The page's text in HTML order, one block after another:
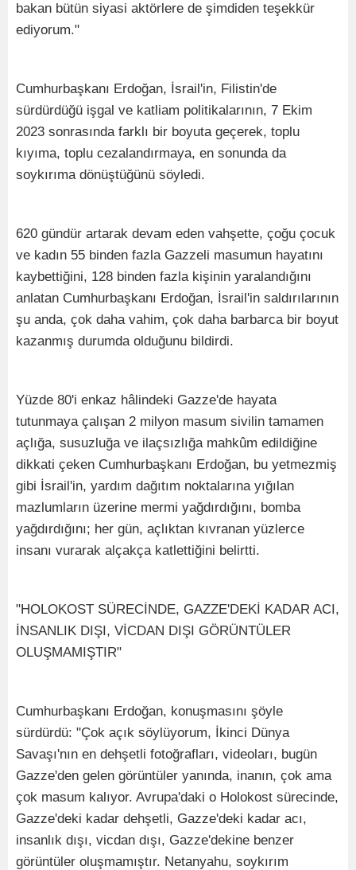
bakan bütün siyasi aktörlere de şimdiden teşekkür
ediyorum."
Cumhurbaşkanı Erdoğan, İsrail'in, Filistin'de
sürdürdüğü işgal ve katliam politikalarının, 7 Ekim
2023 sonrasında farklı bir boyuta geçerek, toplu
kıyıma, toplu cezalandırmaya, en sonunda da
soykırıma dönüştüğünü söyledi.
620 gündür artarak devam eden vahşette, çoğu çocuk
ve kadın 55 binden fazla Gazzeli masumun hayatını
kaybettiğini, 128 binden fazla kişinin yaralandığını
anlatan Cumhurbaşkanı Erdoğan, İsrail'in saldırılarının
şu anda, çok daha vahim, çok daha barbarca bir boyut
kazanmış durumda olduğunu bildirdi.
Yüzde 80'i enkaz hâlindeki Gazze'de hayata
tutunmaya çalışan 2 milyon masum sivilin tamamen
açlığa, susuzluğa ve ilaçsızlığa mahkûm edildiğine
dikkati çeken Cumhurbaşkanı Erdoğan, bu yetmezmiş
gibi İsrail'in, yardım dağıtım noktalarına yığılan
mazlumların üzerine mermi yağdırdığını, bomba
yağdırdığını; her gün, açlıktan kıvranan yüzlerce
insanı vurarak alçakça katlettiğini belirtti.
"HOLOKOST SÜRECİNDE, GAZZE'DEKİ KADAR ACI,
İNSANLIK DIŞI, VİCDAN DIŞI GÖRÜNTÜLER
OLUŞMAMIŞTIR"
Cumhurbaşkanı Erdoğan, konuşmasını şöyle
sürdürdü: "Çok açık söylüyorum, İkinci Dünya
Savaşı'nın en dehşetli fotoğrafları, videoları, bugün
Gazze'den gelen görüntüler yanında, inanın, çok ama
çok masum kalıyor. Avrupa'daki o Holokost sürecinde,
Gazze'deki kadar dehşetli, Gazze'deki kadar acı,
insanlık dışı, vicdan dışı, Gazze'dekine benzer
görüntüler oluşmamıştır. Netanyahu, soykırım